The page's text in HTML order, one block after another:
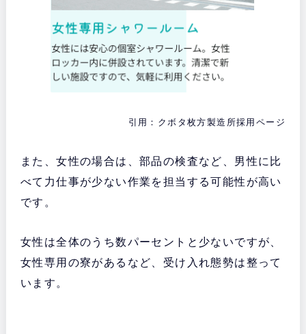
引用：クボタ枚方製造所採用ページ
また、女性の場合は、部品の検査など、男性に比
べて力仕事が少ない作業を担当する可能性が高い
です。
女性は全体のうち数パーセントと少ないですが、
女性専用の寮があるなど、受け入れ態勢は整って
います。